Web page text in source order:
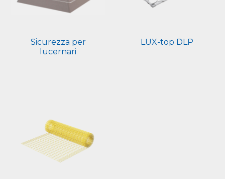
Sicurezza per
lucernari
LUX-top DLP